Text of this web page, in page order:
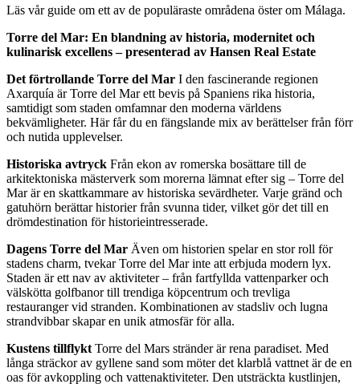
Läs vår guide om ett av de populäraste områdena öster om Málaga.
Torre del Mar: En blandning av historia, modernitet och
kulinarisk excellens – presenterad av Hansen Real Estate
Det förtrollande Torre del Mar I den fascinerande regionen
Axarquía är Torre del Mar ett bevis på Spaniens rika historia,
samtidigt som staden omfamnar den moderna världens
bekvämligheter. Här får du en fängslande mix av berättelser från förr
och nutida upplevelser.
Historiska avtryck Från ekon av romerska bosättare till de
arkitektoniska mästerverk som morerna lämnat efter sig – Torre del
Mar är en skattkammare av historiska sevärdheter. Varje gränd och
gatuhörn berättar historier från svunna tider, vilket gör det till en
drömdestination för historieintresserade.
Dagens Torre del Mar Även om historien spelar en stor roll för
stadens charm, tvekar Torre del Mar inte att erbjuda modern lyx.
Staden är ett nav av aktiviteter – från fartfyllda vattenparker och
välskötta golfbanor till trendiga köpcentrum och trevliga
restauranger vid stranden. Kombinationen av stadsliv och lugna
strandvibbar skapar en unik atmosfär för alla.
Kustens tillflykt Torre del Mars stränder är rena paradiset. Med
långa sträckor av gyllene sand som möter det klarblå vattnet är de en
oas för avkoppling och vattenaktiviteter. Den utsträckta kustlinjen,